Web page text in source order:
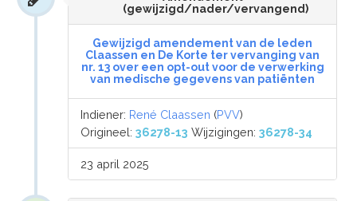
(gewijzigd/nader/vervangend)
Gewijzigd amendement van de leden
Claassen en De Korte ter vervanging van
nr. 13 over een opt-out voor de verwerking
van medische gegevens van patiënten
Indiener: René Claassen (PVV)
Origineel:36278-13 Wijzigingen:36278-34
23 april 2025